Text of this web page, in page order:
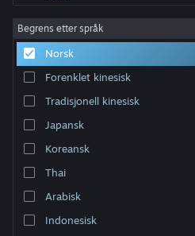
Om
Kundestøtte
Bytt språk
Skaff deg Steam-appen på mobil
Vis skrivebordsversjon
Begrens etter språk
Norsk
Forenklet kinesisk
Tradisjonell kinesisk
Japansk
Koreansk
Thai
Arabisk
Indonesisk
Sorter etter Relevans
0 treff på søket.